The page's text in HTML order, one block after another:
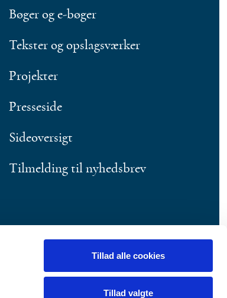
Tillad alle cookies
Tillad valgte
Bøger og e-bøger
Tekster og opslagsværker
Projekter
Presseside
Sideoversigt
Tilmelding til nyhedsbrev